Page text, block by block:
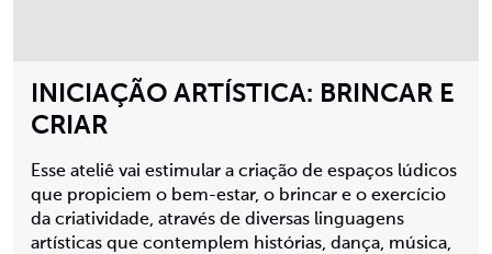
INICIAÇÃO ARTÍSTICA: BRINCAR E
CRIAR
Esse ateliê vai estimular a criação de espaços lúdicos
que propiciem o bem-estar, o brincar e o exercício
da criatividade, através de diversas linguagens
artísticas que contemplem histórias, dança, música,